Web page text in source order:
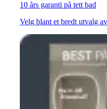
10 års garanti på tett bad
Velg blant et bredt utvalg